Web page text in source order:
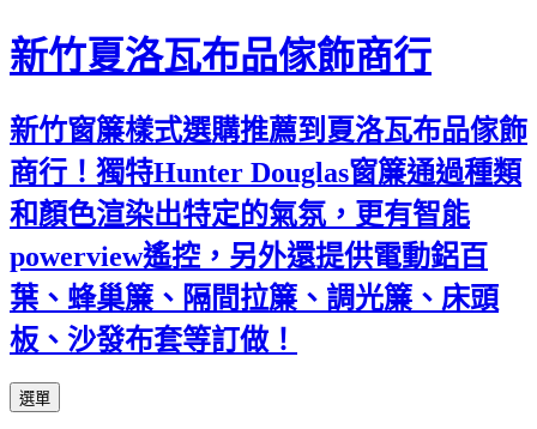
新竹夏洛瓦布品傢飾商行
新竹窗簾樣式選購推薦到夏洛瓦布品傢飾
商行！獨特Hunter Douglas窗簾通過種類
和顏色渲染出特定的氣氛，更有智能
powerview遙控，另外還提供電動鋁百
葉、蜂巢簾、隔間拉簾、調光簾、床頭
板、沙發布套等訂做！
選單